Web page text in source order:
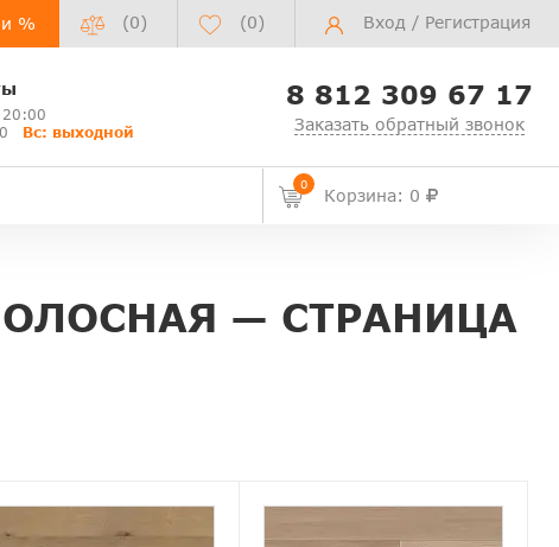
% (0) (0) Вход / Регистрация
Вс: выходной
8 812 309 67 17
Заказать обратный звонок
0
Корзина: 0
— СТРАНИЦА